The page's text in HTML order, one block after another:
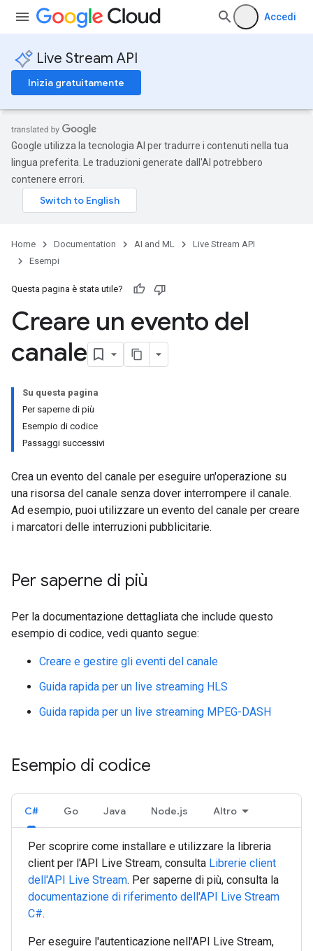
Accedi
Live Stream API
Inizia gratuitamente
Google utilizza la tecnologia AI per tradurre i contenuti nella tua
lingua preferita. Le traduzioni generate dall'AI potrebbero
contenere errori.
Home Documentation AI and ML
Live Stream API
Esempi
Questa pagina è stata utile?
Creare un evento del
canale
Su questa pagina
Per saperne di più
Esempio di codice
Passaggi successivi
Crea un evento del canale per eseguire un'operazione su
una risorsa del canale senza dover interrompere il canale.
Ad esempio, puoi utilizzare un evento del canale per creare
i marcatori delle interruzioni pubblicitarie.
Per saperne di più
Per la documentazione dettagliata che include questo
esempio di codice, vedi quanto segue:
Creare e gestire gli eventi del canale
Guida rapida per un live streaming HLS
Guida rapida per un live streaming MPEG-DASH
Esempio di codice
C# Go Java Node.js Altro
Per scoprire come installare e utilizzare la libreria
client per l'API Live Stream, consulta Librerie client
dell'API Live Stream. Per saperne di più, consulta la
documentazione di riferimento dell'API Live Stream
C#.
Per eseguire l'autenticazione nell'API Live Stream,